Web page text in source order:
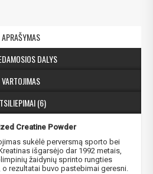
APRAŠYMAS
DALYS
VARTOJIMAS
(6)
Creatine Powder
sukėlė perversmą sporto bei
išgarsėjo dar 1992 metais,
žaidynių sprinto rungties
rezultatai buvo pastebimai geresni.